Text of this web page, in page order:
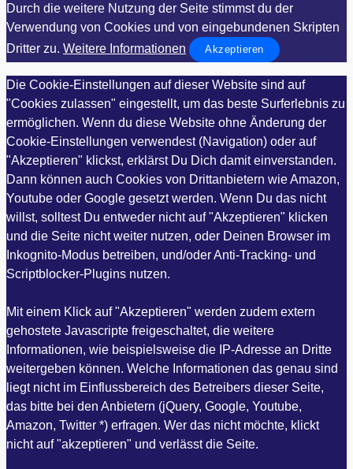
Durch die weitere Nutzung der Seite stimmst du der
Verwendung von Cookies und von eingebundenen Skripten
Dritter zu. Weitere Informationen Akzeptieren
Die Cookie-Einstellungen auf dieser Website sind auf
"Cookies zulassen" eingestellt, um das beste Surferlebnis zu
ermöglichen. Wenn du diese Website ohne Änderung der
Cookie-Einstellungen verwendest (Navigation) oder auf
"Akzeptieren" klickst, erklärst Du Dich damit einverstanden.
Dann können auch Cookies von Drittanbietern wie Amazon,
Youtube oder Google gesetzt werden. Wenn Du das nicht
willst, solltest Du entweder nicht auf "Akzeptieren" klicken
und die Seite nicht weiter nutzen, oder Deinen Browser im
Inkognito-Modus betreiben, und/oder Anti-Tracking- und
Scriptblocker-Plugins nutzen.
Mit einem Klick auf "Akzeptieren" werden zudem extern
gehostete Javascripte freigeschaltet, die weitere
Informationen, wie beispielsweise die IP-Adresse an Dritte
weitergeben können. Welche Informationen das genau sind
liegt nicht im Einflussbereich des Betreibers dieser Seite,
das bitte bei den Anbietern (jQuery, Google, Youtube,
Amazon, Twitter *) erfragen. Wer das nicht möchte, klickt
nicht auf "akzeptieren" und verlässt die Seite.